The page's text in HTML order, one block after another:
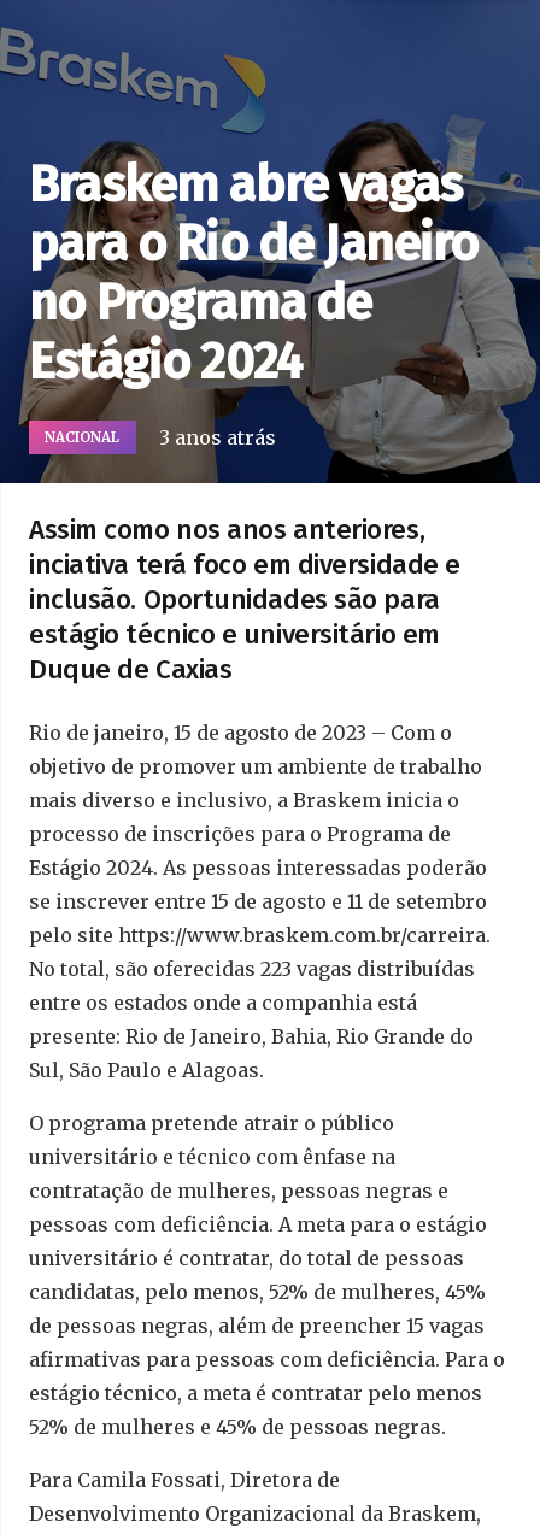
Braskem abre vagas
para o Rio de Janeiro
no Programa de
Estágio 2024
NACIONAL 3 anos atrás
Assim como nos anos anteriores,
inciativa terá foco em diversidade e
inclusão. Oportunidades são para
estágio técnico e universitário em
Duque de Caxias
Rio de janeiro, 15 de agosto de 2023 – Com o
objetivo de promover um ambiente de trabalho
mais diverso e inclusivo, a Braskem inicia o
processo de inscrições para o Programa de
Estágio 2024. As pessoas interessadas poderão
se inscrever entre 15 de agosto e 11 de setembro
pelo site https://www.braskem.com.br/carreira.
No total, são oferecidas 223 vagas distribuídas
entre os estados onde a companhia está
presente: Rio de Janeiro, Bahia, Rio Grande do
Sul, São Paulo e Alagoas.
O programa pretende atrair o público
universitário e técnico com ênfase na
contratação de mulheres, pessoas negras e
pessoas com deficiência. A meta para o estágio
universitário é contratar, do total de pessoas
candidatas, pelo menos, 52% de mulheres, 45%
de pessoas negras, além de preencher 15 vagas
afirmativas para pessoas com deficiência. Para o
estágio técnico, a meta é contratar pelo menos
52% de mulheres e 45% de pessoas negras.
Para Camila Fossati, Diretora de
Desenvolvimento Organizacional da Braskem,